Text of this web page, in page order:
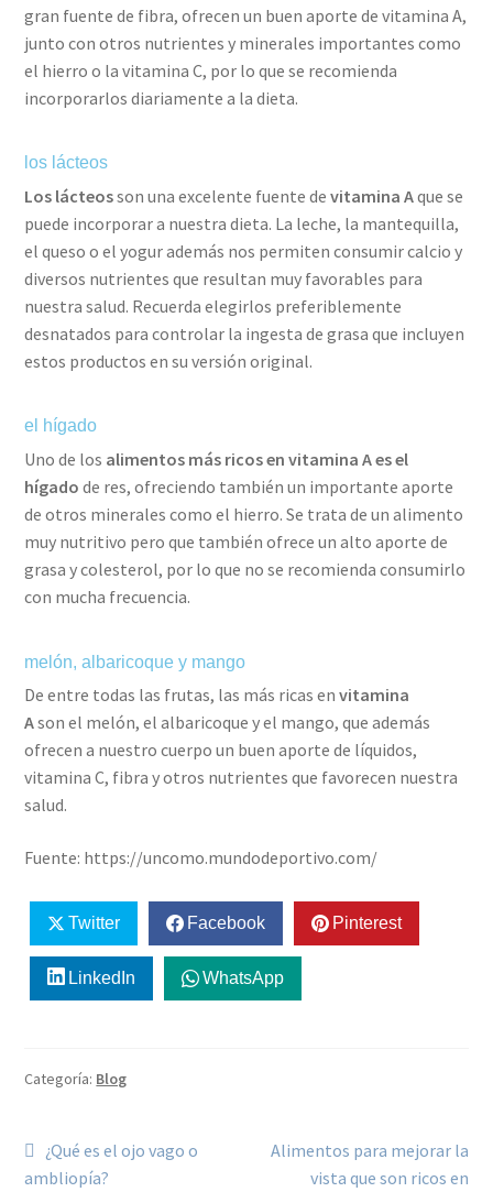
gran fuente de fibra, ofrecen un buen aporte de vitamina A,
junto con otros nutrientes y minerales importantes como
el hierro o la vitamina C, por lo que se recomienda
incorporarlos diariamente a la dieta.
los lácteos
Los lácteosson una excelente fuente devitamina Aque se
puede incorporar a nuestra dieta. La leche, la mantequilla,
el queso o el yogur además nos permiten consumir calcio y
diversos nutrientes que resultan muy favorables para
nuestra salud. Recuerda elegirlos preferiblemente
desnatados para controlar la ingesta de grasa que incluyen
estos productos en su versión original.
el hígado
Uno de los alimentos más ricos en vitamina A es el
hígado de res, ofreciendo también un importante aporte
de otros minerales como el hierro. Se trata de un alimento
muy nutritivo pero que también ofrece un alto aporte de
grasa y colesterol, por lo que no se recomienda consumirlo
con mucha frecuencia.
melón, albaricoque y mango
De entre todas las frutas, las más ricas envitamina
Ason el melón, el albaricoque y el mango, que además
ofrecen a nuestro cuerpo un buen aporte de líquidos,
vitamina C, fibra y otros nutrientes que favorecen nuestra
salud.
Fuente: https://uncomo.mundodeportivo.com/
Twitter Facebook Pinterest
LinkedIn WhatsApp
Categoría: Blog
¿Qué es el ojo vago o
ambliopía?
Alimentos para mejorar la
vista que son ricos en